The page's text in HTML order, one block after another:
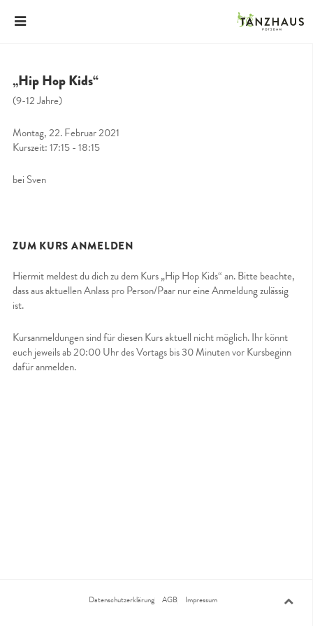
„Hip Hop Kids“
(9-12 Jahre)
Montag, 22. Februar 2021
Kurszeit: 17:15 - 18:15
bei Sven
ZUM KURS ANMELDEN
Hiermit meldest du dich zu dem Kurs „Hip Hop Kids“ an. Bitte beachte,
dass aus aktuellen Anlass pro Person/Paar nur eine Anmeldung zulässig
ist.
Kursanmeldungen sind für diesen Kurs aktuell nicht möglich. Ihr könnt
euch jeweils ab 20:00 Uhr des Vortags bis 30 Minuten vor Kursbeginn
dafür anmelden.
Datenschutzerklärung AGB Impressum